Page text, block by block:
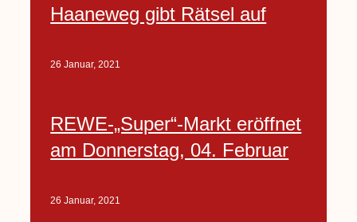
Haaneweg gibt Rätsel auf
26 Januar, 2021
REWE-„Super“-Markt eröffnet
am Donnerstag, 04. Februar
26 Januar, 2021